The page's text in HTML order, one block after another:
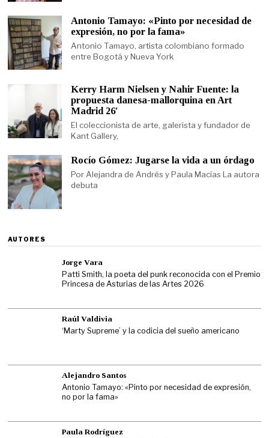
Antonio Tamayo: «Pinto por necesidad de
expresión, no por la fama»
Antonio Tamayo, artista colombiano formado
entre Bogotá y Nueva York
Kerry Harm Nielsen y Nahir Fuente: la
propuesta danesa-mallorquina en Art
Madrid 26′
El coleccionista de arte, galerista y fundador de
Kant Gallery,
Rocío Gómez: Jugarse la vida a un órdago
Por Alejandra de Andrés y Paula Macías La autora
debuta
AUTORES
Jorge Vara
Patti Smith, la poeta del punk reconocida con el Premio
Princesa de Asturias de las Artes 2026
Raúl Valdivia
‘Marty Supreme’ y la codicia del sueño americano
Alejandro Santos
Antonio Tamayo: «Pinto por necesidad de expresión,
no por la fama»
Paula Rodríguez